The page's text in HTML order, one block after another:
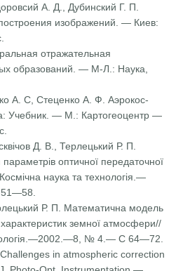
А. Д., Дубинский Г. П.
изображений. — Киев:
отражательная
образований. — М-Л.: Наука,
А. С, Стеценко А. Ф. Аэрокос­
Учебник. — М.: Картогеоцентр —
Д. В., Терлецький Р. П.
оптичної передаточної
наука та технологія.—
Р. П. Математична модель
земної атмосфери//
№ 4.— С 64—72.
in atmospheric correction